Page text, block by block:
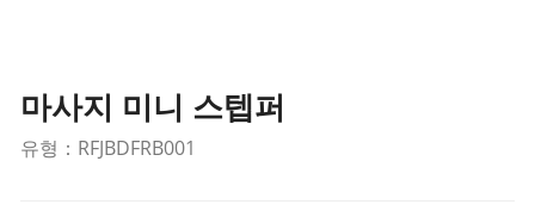
마사지 미니 스텝퍼
유형：RFJBDFRB001